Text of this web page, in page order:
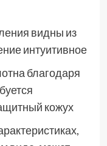
видны из
интуитивное
благодаря
кожух